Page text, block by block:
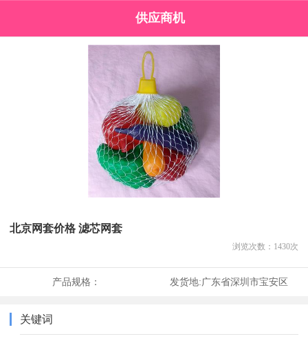
供应商机
北京网套价格 滤芯网套
浏览次数： 1430次
产品规格： 发货地:广东省深圳市宝安区
关键词